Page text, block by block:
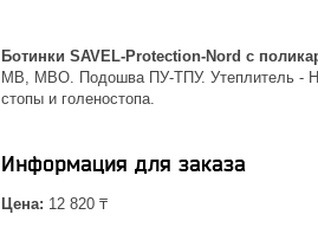
Ботинки SAVEL-Protection-Nord с
МВ, МВО. Подошва ПУ-ТПУ. Утеплитель -
стопы и голеностопа.
Информация для заказа
Цена: 12 820 ₸